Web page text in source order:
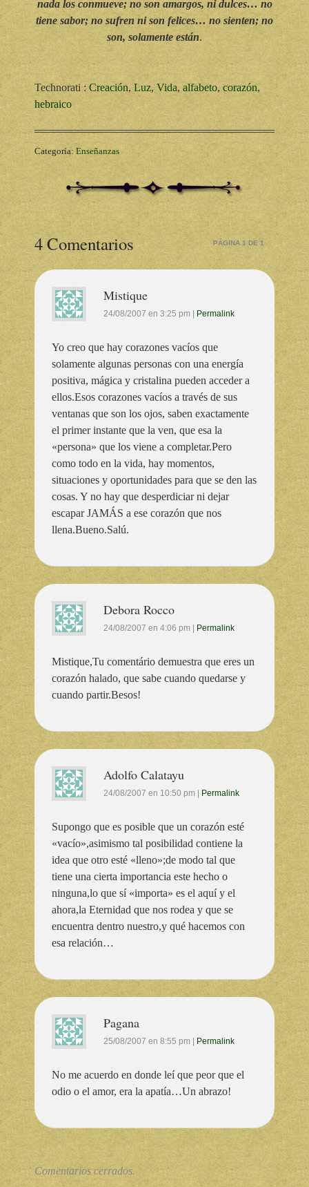
nada los conmueve; no son amargos, ni dulces… no
tiene sabor; no sufren ni son felices… no sienten; no
son, solamente están.
Technorati : Creación, Luz, Vida, alfabeto, corazón,
hebraico
Categoría: Enseñanzas
4 Comentarios PÁGINA 1 DE 1
Mistique
24/08/2007 en 3:25 pm | Permalink
Yo creo que hay corazones vacíos que
solamente algunas personas con una energía
positiva, mágica y cristalina pueden acceder a
ellos.Esos corazones vacíos a través de sus
ventanas que son los ojos, saben exactamente
el primer instante que la ven, que esa la
«persona» que los viene a completar.Pero
como todo en la vida, hay momentos,
situaciones y oportunidades para que se den las
cosas. Y no hay que desperdiciar ni dejar
escapar JAMÁS a ese corazón que nos
llena.Bueno.Salú.
Debora Rocco
24/08/2007 en 4:06 pm | Permalink
Mistique,Tu comentário demuestra que eres un
corazón halado, que sabe cuando quedarse y
cuando partir.Besos!
Adolfo Calatayu
24/08/2007 en 10:50 pm | Permalink
Supongo que es posible que un corazón esté
«vacío»,asimismo tal posibilidad contiene la
idea que otro esté «lleno»;de modo tal que
tiene una cierta importancia este hecho o
ninguna,lo que sí «importa» es el aquí y el
ahora,la Eternidad que nos rodea y que se
encuentra dentro nuestro,y qué hacemos con
esa relación…
Pagana
25/08/2007 en 8:55 pm | Permalink
No me acuerdo en donde leí que peor que el
odio o el amor, era la apatía…Un abrazo!
Comentarios cerrados.